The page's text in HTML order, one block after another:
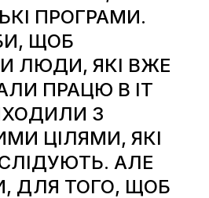
ПРОГРАМИ.
ЩОБ
ЛЮДИ, ЯКІ ВЖЕ
ПРАЦЮ В ІТ
З
ЦІЛЯМИ, ЯКІ
АЛЕ
ДЛЯ ТОГО, ЩОБ